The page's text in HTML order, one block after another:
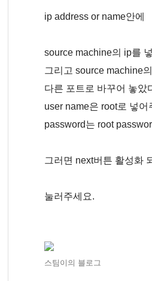
ip address or name안에
source machine의 ip를
그리고 source machine
다른 포트로 바꾸어 놓았
user name은 root로 넣어
password는 root
그러면 next버튼 활성화
눌러주세요.
스팀이의 블로그